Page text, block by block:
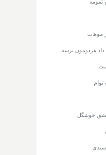
تمومه
موهات
داد هردومون برسه
توام
عشق خوشگل